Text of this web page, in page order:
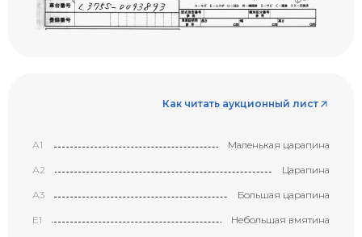
Как читать аукционный лист
А1 Маленькая царапина
А2 Царапина
А3 Большая царапина
Е1 Небольшая вмятина